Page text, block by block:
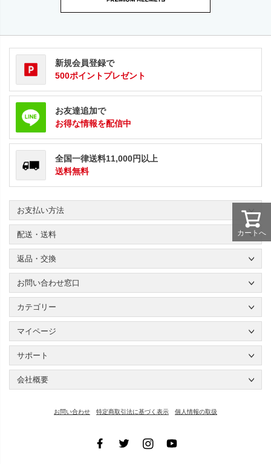
カートへ
新規会員登録で
500ポイントプレゼント
お友達追加で
お得な情報を配信中
全国一律送料11,000円以上
送料無料
お支払い方法
配送・送料
返品・交換
お問い合わせ窓口
カテゴリー
マイページ
サポート
会社概要
お問い合わせ 特定商取引法に基づく表示 個人情報の取扱